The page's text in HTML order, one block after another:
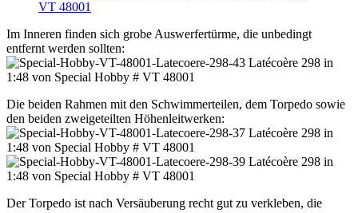
Im Inneren finden sich grobe Auswerfertürme, die unbedingt
entfernt werden sollten:
Die beiden Rahmen mit den Schwimmerteilen, dem Torpedo sowie
den beiden zweigeteilten Höhenleitwerken:
Der Torpedo ist nach Versäuberung recht gut zu verkleben, die